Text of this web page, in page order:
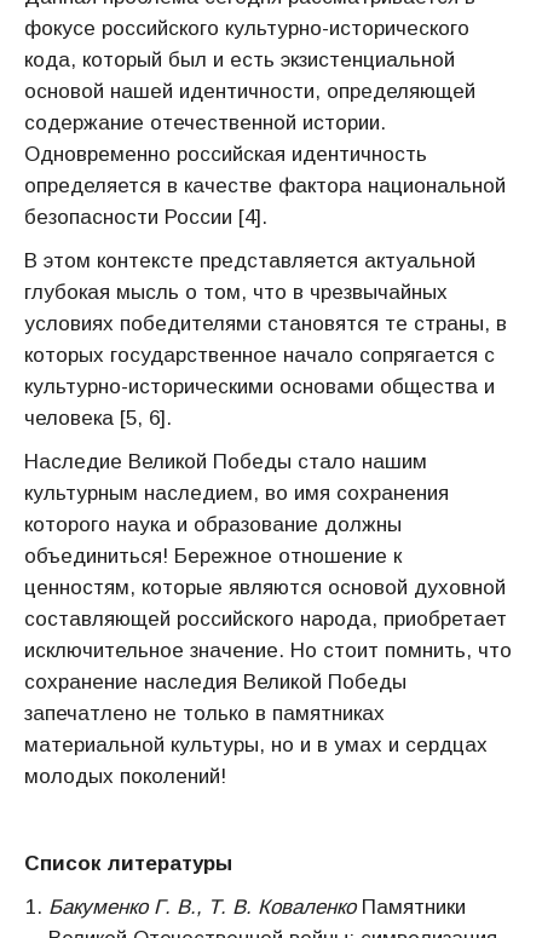
фокусе российского культурно-исторического
кода, который был и есть экзистенциальной
основой нашей идентичности, определяющей
содержание отечественной истории.
Одновременно российская идентичность
определяется в качестве фактора национальной
безопасности России [4].
В этом контексте представляется актуальной
глубокая мысль о том, что в чрезвычайных
условиях победителями становятся те страны, в
которых государственное начало сопрягается с
культурно-историческими основами общества и
человека [5, 6].
Наследие Великой Победы стало нашим
культурным наследием, во имя сохранения
которого наука и образование должны
объединиться! Бережное отношение к
ценностям, которые являются основой духовной
составляющей российского народа, приобретает
исключительное значение. Но стоит помнить, что
сохранение наследия Великой Победы
запечатлено не только в памятниках
материальной культуры, но и в умах и сердцах
молодых поколений!
Список литературы
Бакуменко Г. В., Т. В. КоваленкоПамятники